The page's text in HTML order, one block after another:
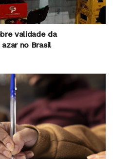
validade da
no Brasil